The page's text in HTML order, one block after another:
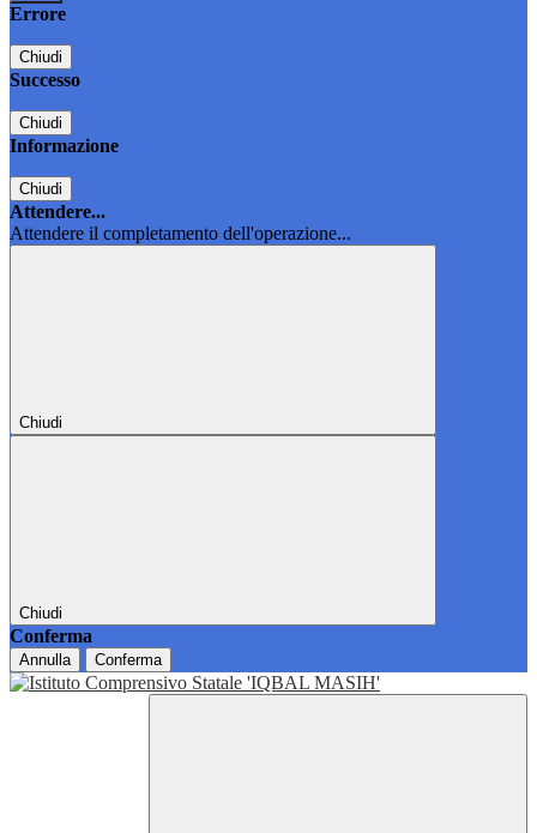
Errore
Chiudi
Successo
Chiudi
Informazione
Chiudi
Attendere...
Attendere il completamento dell'operazione...
Chiudi
Chiudi
Conferma
Annulla Conferma